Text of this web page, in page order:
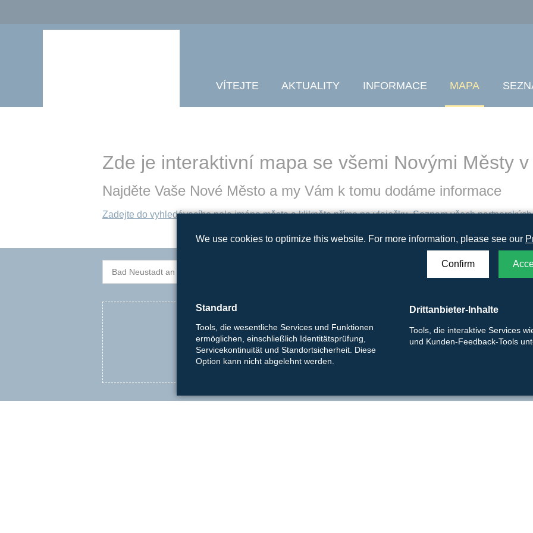
VÍTEJTE AKTUALITY INFORMACE MAPA
Zde je interaktivní mapa se všemi Novými Městy
Najděte Vaše Nové Město a my Vám k tomu dodáme informace
Zadejte do vyhledávacího pole jméno města a klikněte přímo na vlaječku. Seznam všech
In order to be able to show you a Google map with all locations at this point, we
Customize consent
We use cookies to optimize this website. For more information, please see our
Confirm
Standard
Tools, die wesentliche Services und Funktionen
ermöglichen, einschließlich Identitätsprüfung,
Servicekontinuität und Standortsicherheit. Diese
Option kann nicht abgelehnt werden.
Drittanbieter-Inhalte
Tools, die interaktive Services
und Kunden-Feedback-Tools